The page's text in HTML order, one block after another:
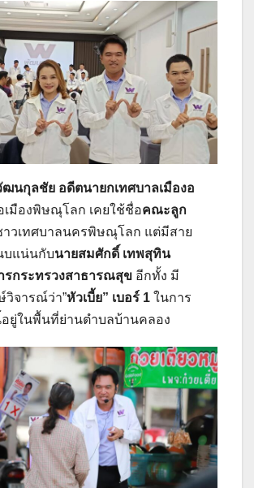
นกุลชัย อดีตนายกเทศบาลเมืองอ
เมืองพิษณุโลก เคยใช้ชื่อคณะลูก
าวเทศบาลนครพิษณุโลก แต่มีสาย
บแน่นกับนายสมศักดิ์ เทพสุทิน
รกระทรวงสาธารณสุข อีกทั้ง มี
วิจารณ์ว่า”หัวเบี้ย” เบอร์ 1 ในการ
อยู่ในพื้นที่ย่านตำบลบ้านคลอง